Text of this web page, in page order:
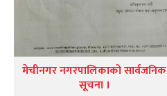
मेचीनगर नगरपालिकाको सार्वजनिक
सूचना ।